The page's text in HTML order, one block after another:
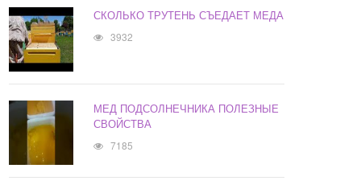
СКОЛЬКО ТРУТЕНЬ СЪЕДАЕТ МЕДА
3932
МЕД ПОДСОЛНЕЧНИКА ПОЛЕЗНЫЕ
СВОЙСТВА
7185